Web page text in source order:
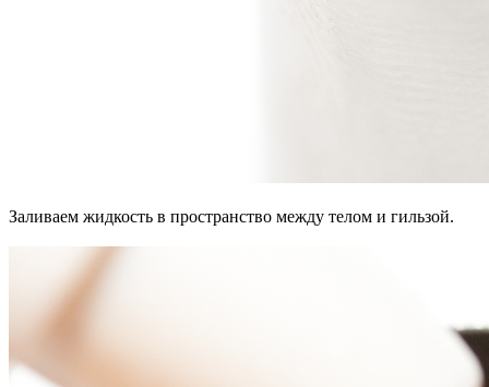
Заливаем жидкость в пространство между телом и гильзой.